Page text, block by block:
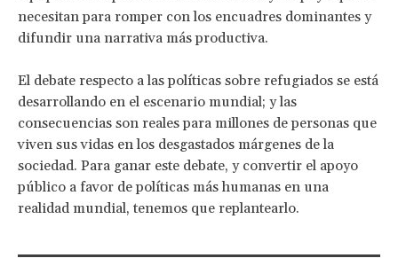
necesitan para romper con los encuadres dominantes y
difundir una narrativa más productiva.
El debate respecto a las políticas sobre refugiados se está
desarrollando en el escenario mundial; y las
consecuencias son reales para millones de personas que
viven sus vidas en los desgastados márgenes de la
sociedad. Para ganar este debate, y convertir el apoyo
público a favor de políticas más humanas en una
realidad mundial, tenemos que replantearlo.